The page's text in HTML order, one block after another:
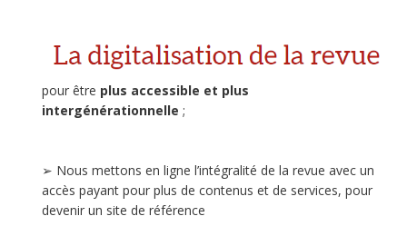
pour être plus accessible et plus
intergénérationnelle ;
➢ Nous mettons en ligne l’intégralité de la revue avec un
accès payant pour plus de contenus et de services, pour
devenir un site de référence